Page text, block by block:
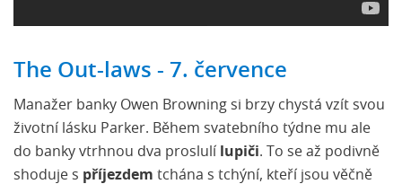
The Out-laws - 7. července
Manažer banky Owen Browning si brzy chystá vzít svou
životní lásku Parker. Během svatebního týdne mu ale
do banky vtrhnou dva proslulí lupiči. To se až podivně
shoduje s příjezdem tchána s tchýní, kteří jsou věčně